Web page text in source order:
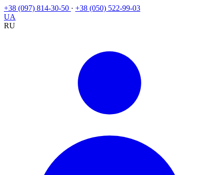
+38 (097) 814-30-50 · +38 (050) 522-99-03
UA
RU